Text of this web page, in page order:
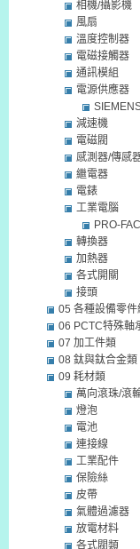
相機/攝影機
風扇
溫度控制器
電磁接觸器
通訊模組
電源供應器
減速機
電磁閥
感測器/傳感
繼電器
電錶
工業電腦
PRO-
轉換器
加熱器
各式開關
接頭
05 各種設備零件
06 PCTC特殊軸
07 加工件類
08 鈦與鈦合金類
09 耗材類
萬向滾珠/滾
燈泡
電池
連接線
工業配件
保險絲
皮帶
氣體過濾器
放電材料
各式閥類